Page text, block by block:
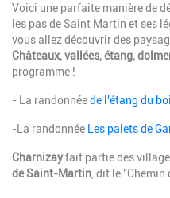
Voici une parfaite manière de
les pas de Saint Martin et ses
vous allez découvrir des
Châteaux,vallées, étang,
programme !
- La randonnéede l'étang du
-La randonnée Les palets de
Charnizayfait partie des
de Saint-Martin , dit le "Chemin